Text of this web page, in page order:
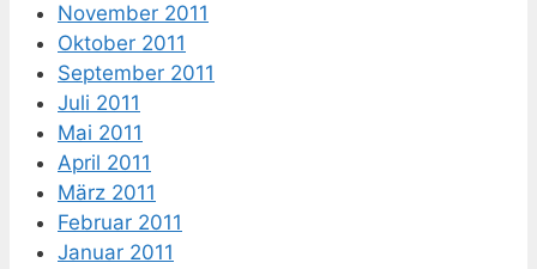
November 2011
Oktober 2011
September 2011
Juli 2011
Mai 2011
April 2011
März 2011
Februar 2011
Januar 2011